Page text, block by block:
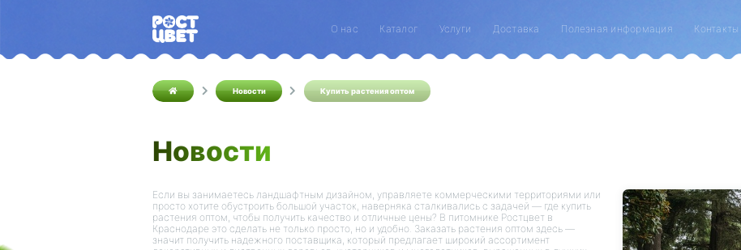
О нас Каталог Услуги Доставка Полезная информация Контакты
Новости Купить растения оптом
Новости
Если вы занимаетесь ландшафтным дизайном, управляете коммерческими территориями или
просто хотите обустроить большой участок, наверняка сталкивались с задачей — где купить
растения оптом, чтобы получить качество и отличные цены? В питомнике Ростцвет в
Краснодаре это сделать не только просто, но и удобно. Заказать растения оптом здесь —
значит получить надежного поставщика, который предлагает широкий ассортимент